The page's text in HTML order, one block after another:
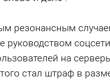
резонансным
руководством
на
стал штраф в